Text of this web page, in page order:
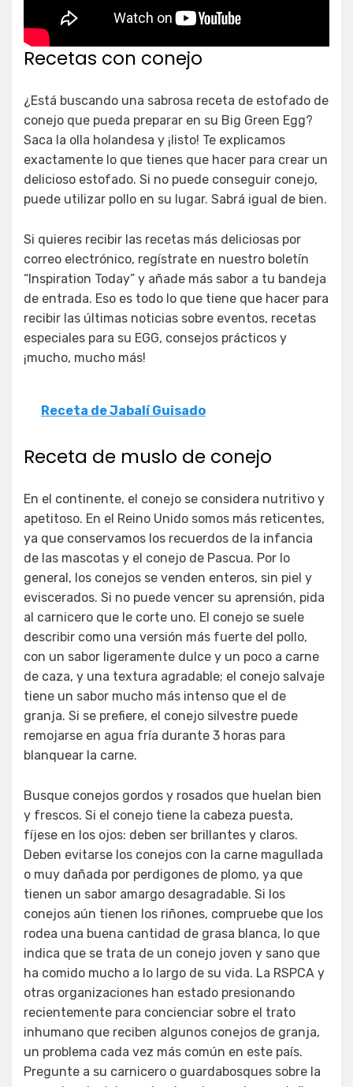
Recetas con conejo
¿Está buscando una sabrosa receta de estofado de
conejo que pueda preparar en su Big Green Egg?
Saca la olla holandesa y ¡listo! Te explicamos
exactamente lo que tienes que hacer para crear un
delicioso estofado. Si no puede conseguir conejo,
puede utilizar pollo en su lugar. Sabrá igual de bien.
Si quieres recibir las recetas más deliciosas por
correo electrónico, regístrate en nuestro boletín
“Inspiration Today” y añade más sabor a tu bandeja
de entrada. Eso es todo lo que tiene que hacer para
recibir las últimas noticias sobre eventos, recetas
especiales para su EGG, consejos prácticos y
¡mucho, mucho más!
Receta de Jabalí Guisado
Receta de muslo de conejo
En el continente, el conejo se considera nutritivo y
apetitoso. En el Reino Unido somos más reticentes,
ya que conservamos los recuerdos de la infancia
de las mascotas y el conejo de Pascua. Por lo
general, los conejos se venden enteros, sin piel y
eviscerados. Si no puede vencer su aprensión, pida
al carnicero que le corte uno. El conejo se suele
describir como una versión más fuerte del pollo,
con un sabor ligeramente dulce y un poco a carne
de caza, y una textura agradable; el conejo salvaje
tiene un sabor mucho más intenso que el de
granja. Si se prefiere, el conejo silvestre puede
remojarse en agua fría durante 3 horas para
blanquear la carne.
Busque conejos gordos y rosados que huelan bien
y frescos. Si el conejo tiene la cabeza puesta,
fíjese en los ojos: deben ser brillantes y claros.
Deben evitarse los conejos con la carne magullada
o muy dañada por perdigones de plomo, ya que
tienen un sabor amargo desagradable. Si los
conejos aún tienen los riñones, compruebe que los
rodea una buena cantidad de grasa blanca, lo que
indica que se trata de un conejo joven y sano que
ha comido mucho a lo largo de su vida. La RSPCA y
otras organizaciones han estado presionando
recientemente para concienciar sobre el trato
inhumano que reciben algunos conejos de granja,
un problema cada vez más común en este país.
Pregunte a su carnicero o guardabosques sobre la